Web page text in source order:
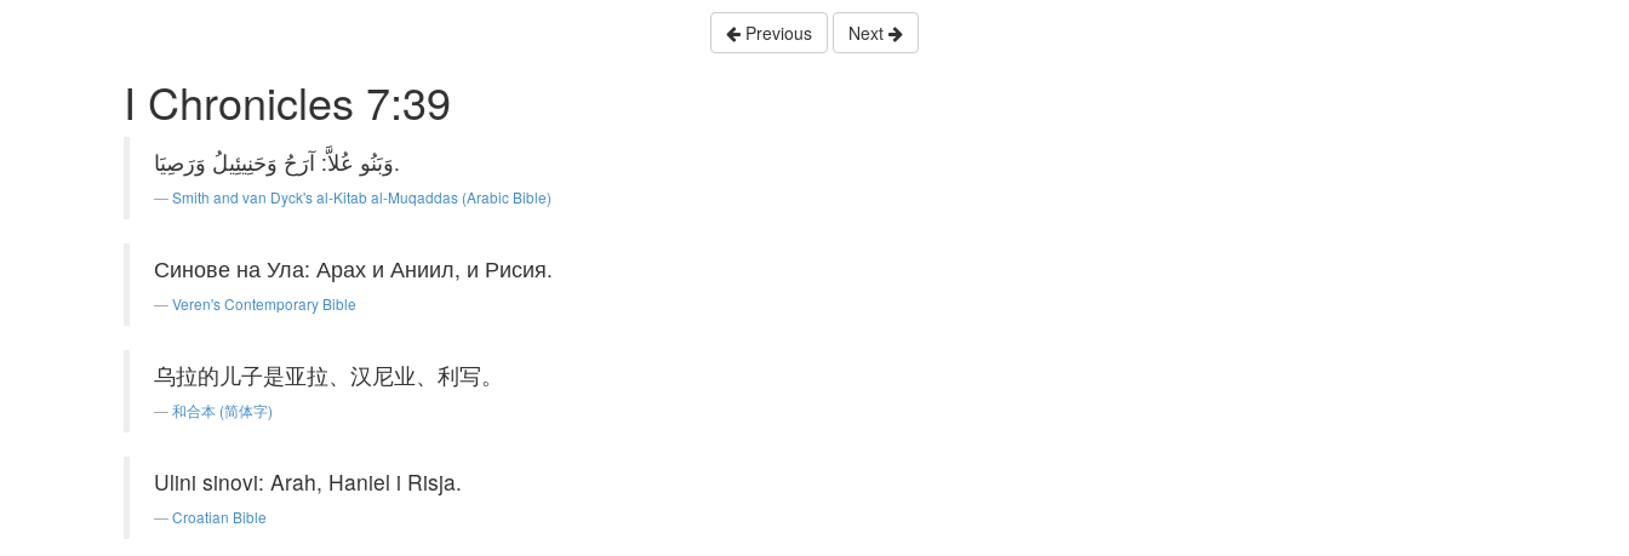
Previous Next
I Chronicles 7:39
وَبَنُو عُلاَّ: آرَحُ وَحَنِيئِيلُ وَرَصِيَا.
Smith and van Dyck's al-Kitab al-Muqaddas (Arabic Bible)
Синове на Ула: Арах и Аниил, и Рисия.
Veren's Contemporary Bible
乌拉的儿子是亚拉、汉尼业、利写。
和合本 (简体字)
Ulini sinovi: Arah, Haniel i Risja.
Croatian Bible